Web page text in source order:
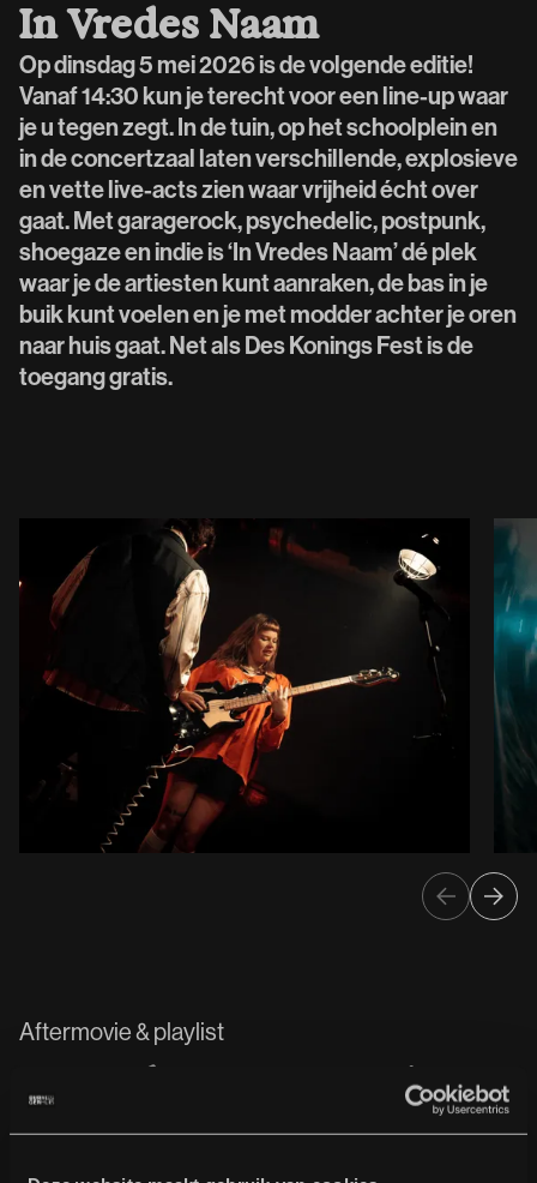
In Vredes Naam
Op dinsdag 5 mei 2026 is de volgende editie!
Vanaf 14:30 kun je terecht voor een line-up waar
je u tegen zegt. In de tuin, op het schoolplein en
in de concertzaal laten verschillende, explosieve
en vette live-acts zien waar vrijheid écht over
gaat. Met garagerock, psychedelic, postpunk,
shoegaze en indie is ‘In Vredes Naam’ dé plek
waar je de artiesten kunt aanraken, de bas in je
buik kunt voelen en je met modder achter je oren
naar huis gaat. Net als Des Konings Fest is de
toegang gratis.
Aftermovie & playlist
In Vredes Naam 2025
Geniet hier nog even terug en luister de playlist